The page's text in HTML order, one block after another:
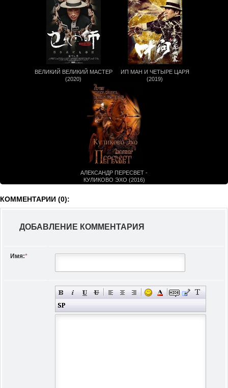
ВЕЛИКИЙ ВЕЛИКИЙ МАСТЕР
(2020)
ИП МАН И ЧЕТЫРЕ ЦАРЯ
(2019)
АЛЕКСАНДР ПЕРЕСВЕТ -
КУЛИКОВО ЭХО (2016)
КОММЕНТАРИИ (0):
ДОБАВЛЕНИЕ КОММЕНТАРИЯ
Имя:*